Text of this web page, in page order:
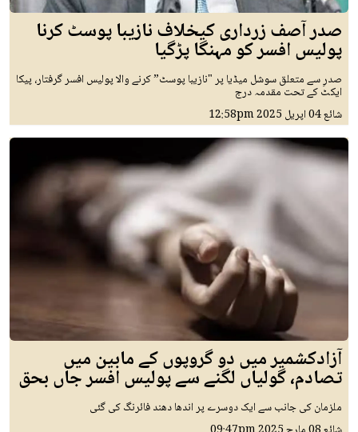
صدر آصف زرداری کیخلاف نازیبا پوسٹ کرنا
پولیس افسر کو مہنگا پڑگیا
صدرِ سے متعلق سوشل میڈیا پر "نازیبا پوسٹ” کرنے والا پولیس افسر گرفتار، پیکا
ایکٹ کے تحت مقدمہ درج
شائع04 اپريل 2025 12:58pm
آزادکشمیر میں دو گروپوں کے مابین میں
تصادم، گولیاں لگنے سے پولیس افسر جاں بحق
ملزمان کی جانب سے ایک دوسرے پر اندھا دھند فائرنگ کی گئی